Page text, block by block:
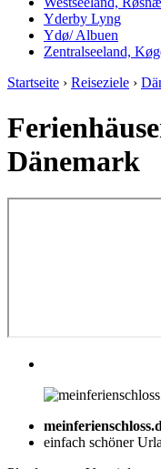
Yderby Lyng
Ydø/ Albuen
Zentralseeland,
Startseite › Reiseziele ›
Dänemark
einfach schöner